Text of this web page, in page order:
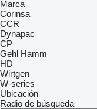
Marca
Corinsa
CCR
Dynapac
CP
Gehl Hamm
HD
Wirtgen
W-series
Ubicación
Radio de búsqueda